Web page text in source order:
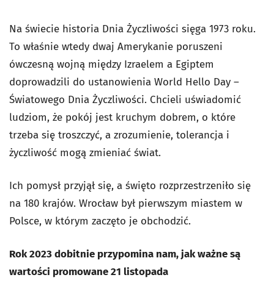
Na świecie historia Dnia Życzliwości sięga 1973 roku.
To właśnie wtedy dwaj Amerykanie poruszeni
ówczesną wojną między Izraelem a Egiptem
doprowadzili do ustanowienia World Hello Day –
Światowego Dnia Życzliwości. Chcieli uświadomić
ludziom, że pokój jest kruchym dobrem, o które
trzeba się troszczyć, a zrozumienie, tolerancja i
życzliwość mogą zmieniać świat.
Ich pomysł przyjął się, a święto rozprzestrzeniło się
na 180 krajów. Wrocław był pierwszym miastem w
Polsce, w którym zaczęto je obchodzić.
Rok 2023 dobitnie przypomina nam, jak ważne są
wartości promowane 21 listopada